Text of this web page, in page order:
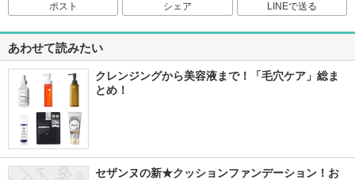
ポスト シェア LINEで送る
あわせて読みたい
クレンジングから美容液まで！「毛穴ケア」総ま
とめ！
セザンヌの新★クッションファンデーション！お